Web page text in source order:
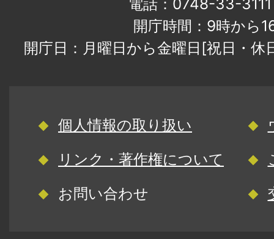
電話：0748-33-
開庁時間：9時から
開庁日：月曜日から金曜日[祝日・
個人情報の取り扱い
リンク・著作権について
お問い合わせ